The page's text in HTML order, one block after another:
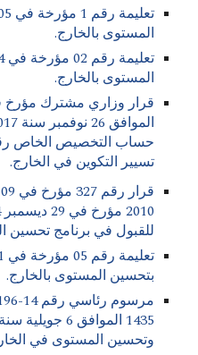
المستوى بالخارج.
المستوى بالخارج.
تسيير التكوين في الخارج.
للقبول في برنامج تحسين
بتحسين المستوى بالخارج.
وتحسين المستوى في